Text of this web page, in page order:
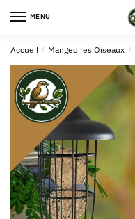
MENU
Accueil / Mangeoires Oiseaux /